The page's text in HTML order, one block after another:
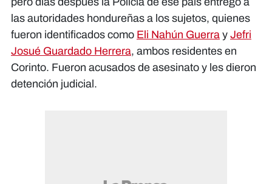
las autoridades hondureñas a los sujetos, quienes
fueron identificados como Eli Nahún Guerra y Jefri
Josué Guardado Herrera, ambos residentes en
Corinto. Fueron acusados de asesinato y les dieron
detención judicial.